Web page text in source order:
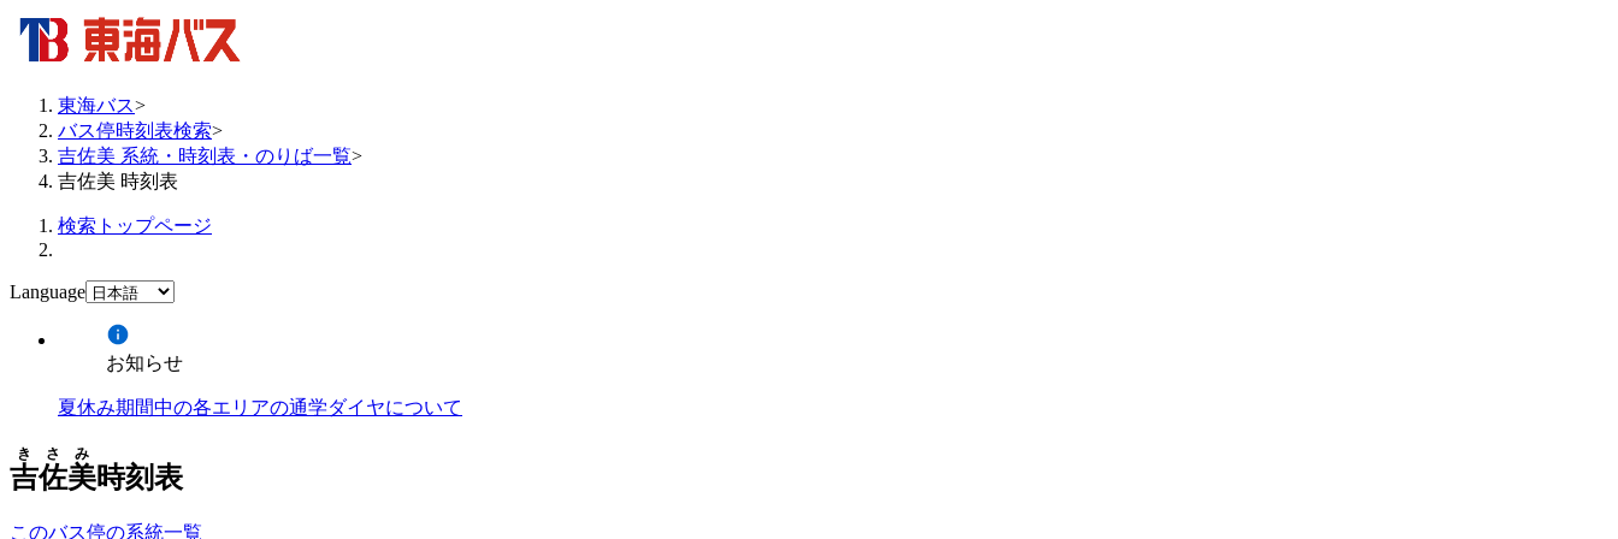
東海バス>
バス停時刻表検索>
吉佐美 系統・時刻表・のりば一覧>
吉佐美 時刻表
検索トップページ
Language
お知らせ
夏休み期間中の各エリアの通学ダイヤについて
吉佐美
きさみ
時刻表
このバス停の系統一覧